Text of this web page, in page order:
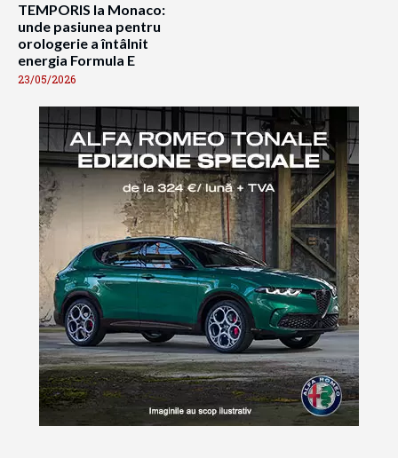
TEMPORIS la Monaco:
unde pasiunea pentru
orologerie a întâlnit
energia Formula E
23/05/2026